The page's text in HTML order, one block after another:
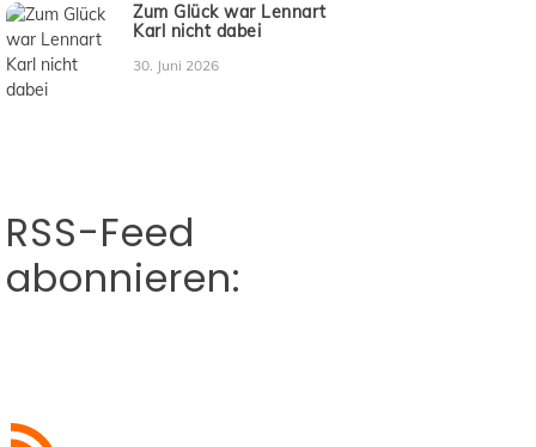
Zum Glück war Lennart
Karl nicht dabei
30. Juni 2026
RSS-Feed
abonnieren: